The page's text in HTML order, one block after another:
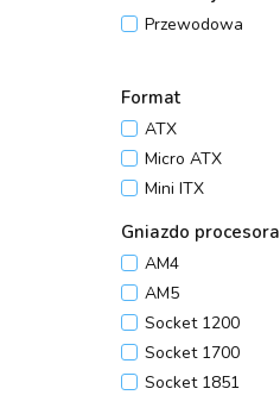
Przewodowa
Format
ATX
Micro ATX
Mini ITX
Gniazdo procesora
AM4
AM5
Socket 1200
Socket 1700
Socket 1851